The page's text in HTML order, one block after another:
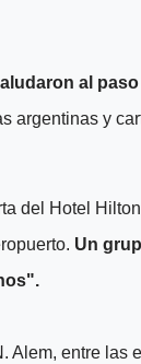
al
argentinas y
del Hotel
Un
Alem, entre las